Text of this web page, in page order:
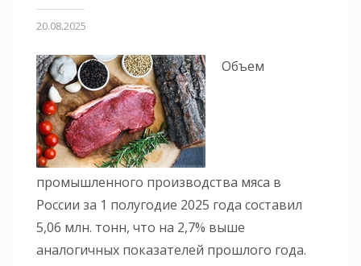
20.08.2025
Объем
промышленного производства мяса в
России за 1 полугодие 2025 года составил
5,06 млн. тонн, что на 2,7% выше
аналогичных показателей прошлого года.